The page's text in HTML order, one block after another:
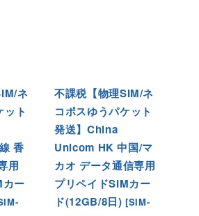
ネ
ット
香
用
ー
不課税【物理SIM/ネ
コポスゆうパケット
発送】China
Unicom HK 中国/マ
カオ データ通信専用
プリペイドSIMカー
ド(12GB/8日) [SIM-